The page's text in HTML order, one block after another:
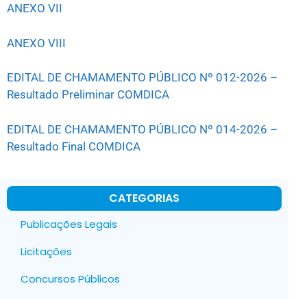
ANEXO VII
ANEXO VIII
EDITAL DE CHAMAMENTO PÚBLICO Nº 012-2026 –
Resultado Preliminar COMDICA
EDITAL DE CHAMAMENTO PÚBLICO Nº 014-2026 –
Resultado Final COMDICA
CATEGORIAS
Publicações Legais
Licitações
Concursos Públicos